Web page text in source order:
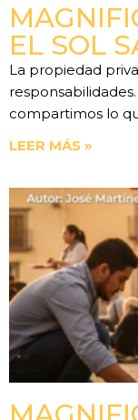
EL SOL
La propiedad
compartimos lo
LEER MÁS »